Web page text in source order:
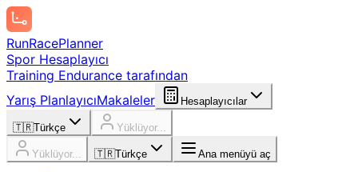
RunRacePlanner
Spor Hesaplayıcı
Training Endurance tarafından
Yarış PlanlayıcıMakaleler Hesaplayıcılar
🇹🇷Türkçe Yüklüyor...
Yüklüyor... 🇹🇷Türkçe Ana menüyü aç